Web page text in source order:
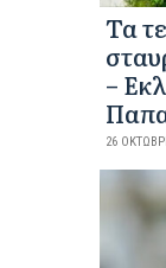
Τα
–
26